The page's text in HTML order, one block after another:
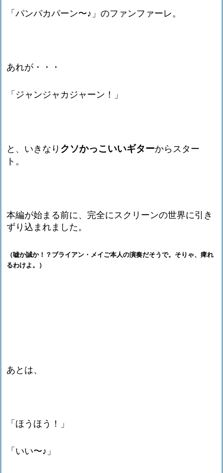
「パンパカパーン〜♪」のファンファーレ。
あれが・・・
「ジャンジャカジャーン！」
と、いきなり クソかっこいいギターからスター
ト。
本編が始まる前に、完全にスクリーンの世界に引き
ずり込まれました。
（嘘か誠か！？ブライアン・メイご本人の演奏だそうで。そりゃ、痺れ
るわけよ。）
あとは、
「ほうほう！」
「いい〜♪」